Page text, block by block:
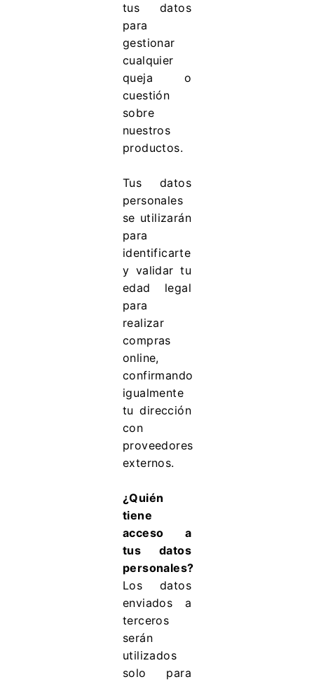
tus datos
para
gestionar
cualquier
queja o
cuestión
sobre
nuestros
productos.
Tus datos
personales
se utilizarán
para
identificarte
y validar tu
edad legal
para
realizar
compras
online,
confirmando
igualmente
tu dirección
con
proveedores
externos.
¿Quién
tiene
acceso a
tus datos
personales?
Los datos
enviados a
terceros
serán
utilizados
solo para